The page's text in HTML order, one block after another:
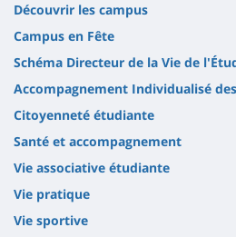
Découvrir les campus
Campus en Fête
Schéma Directeur de la Vie de
Accompagnement Individualisé
Citoyenneté étudiante
Santé et accompagnement
Vie associative étudiante
Vie pratique
Vie sportive